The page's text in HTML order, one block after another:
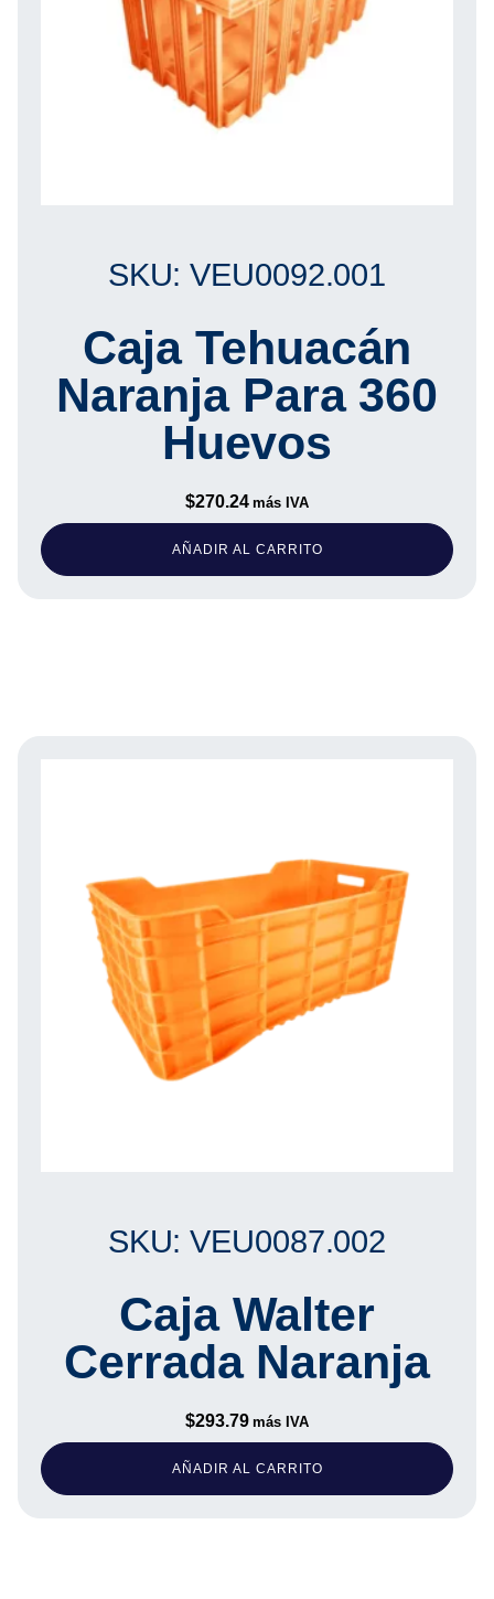
SKU: VEU0092.001
Caja Tehuacán
Naranja Para 360
Huevos
$270.24 más IVA
AÑADIR AL CARRITO
SKU: VEU0087.002
Caja Walter
Cerrada Naranja
$293.79 más IVA
AÑADIR AL CARRITO